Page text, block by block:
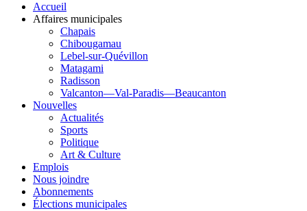
Accueil
Affaires municipales
Chapais
Chibougamau
Lebel-sur-Quévillon
Matagami
Radisson
Valcanton—Val-Paradis—Beaucanton
Nouvelles
Actualités
Sports
Politique
Art & Culture
Emplois
Nous joindre
Abonnements
Élections municipales